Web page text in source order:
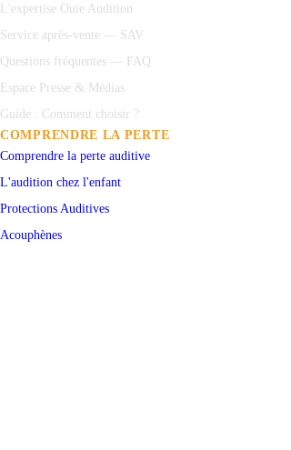
L'expertise Ouïe Audition
Service après-vente — SAV
Questions fréquentes — FAQ
Espace Presse & Médias
Guide : Comment choisir ?
COMPRENDRE LA PERTE
Comprendre la perte auditive
L'audition chez l'enfant
Protections Auditives
Acouphènes